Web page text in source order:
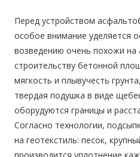
Перед устройством
особое внимание уделяется
возведению очень похожи на
строительству бетонной
мягкость и плывучесть
твердая подушка в виде
оборудуются границы и
Согласно технологии,
на геотекстиль: песок,